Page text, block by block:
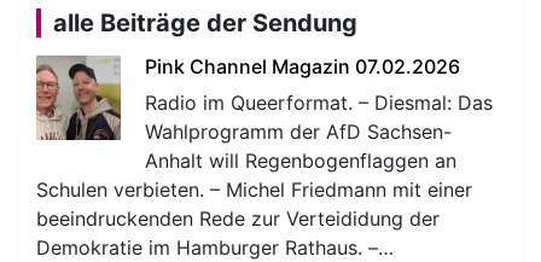
alle Beiträge der Sendung
Pink Channel Magazin 07.02.2026
Radio im Queerformat. – Diesmal: Das
Wahlprogramm der AfD Sachsen-
Anhalt will Regenbogenflaggen an
Schulen verbieten. – Michel Friedmann mit einer
beeindruckenden Rede zur Verteididung der
Demokratie im Hamburger Rathaus. –…